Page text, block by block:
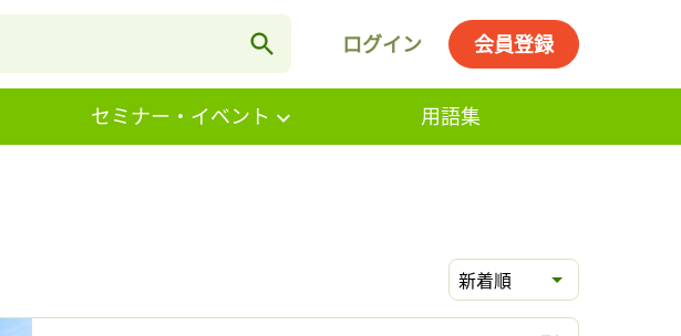
ログイン 会員登録
セミナー・イベント 用語集
新着順